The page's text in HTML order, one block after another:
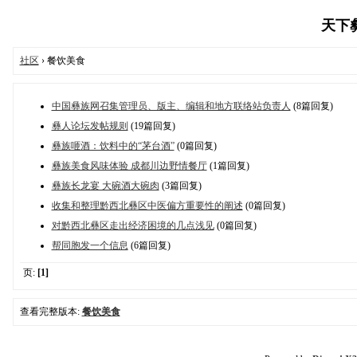
天下
社区 › 餐饮美食
中国彝族网召集管理员、版主、编辑和地方联络站负责人 (8篇回复)
彝人论坛发帖规则 (19篇回复)
彝族咂酒：饮料中的“茅台酒”(0篇回复)
彝族美食风味体验 成都川边野情餐厅(1篇回复)
彝族长龙宴 大碗酒大碗肉 (3篇回复)
收集和整理黔西北彝区中医偏方重要性的阐述 (0篇回复)
对黔西北彝区走出经济困境的几点浅见(0篇回复)
帮同胞发一个信息 (6篇回复)
页: [1]
查看完整版本: 餐饮美食